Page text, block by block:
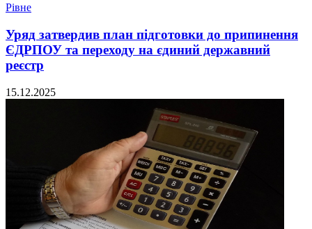
Рівне
Уряд затвердив план підготовки до припинення
ЄДРПОУ та переходу на єдиний державний
реєстр
15.12.2025